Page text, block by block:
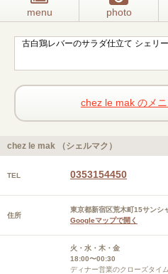
menu photo
古白鶏レバーのサラダ仕立て シェリ
chez le mak のメ
chez le mak （シェルマク）
TEL 0353154450
住所
東京都新宿区荒木町15サンシ
Googleマップで開く
火・水・木・金
18:00〜00:30
ディナー営業のクローズタイ